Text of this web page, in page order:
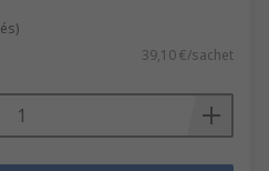
39,10 €/sachet